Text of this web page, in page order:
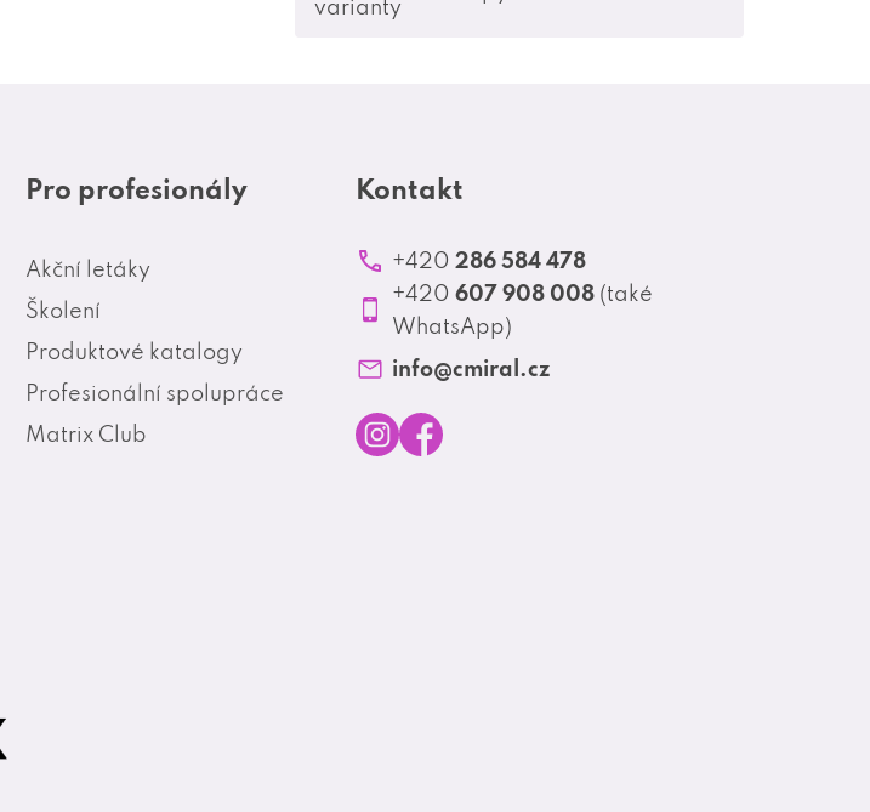
varianty
Pro profesionály
Akční letáky
Školení
Produktové katalogy
Profesionální spolupráce
Matrix Club
Kontakt
+420 286 584 478
+420 607 908 008 (také
WhatsApp)
info@cmiral.cz